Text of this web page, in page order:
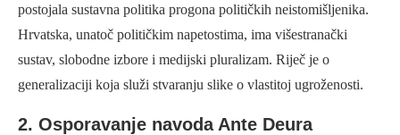
postojala sustavna politika progona političkih neistomišljenika.
Hrvatska, unatoč političkim napetostima, ima višestranački
sustav, slobodne izbore i medijski pluralizam. Riječ je o
generalizaciji koja služi stvaranju slike o vlastitoj ugroženosti.
2. Osporavanje navoda Ante Deura